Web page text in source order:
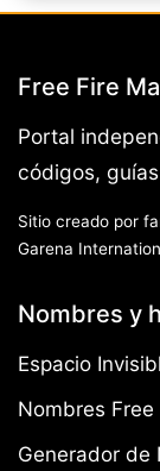
Free Fire
Portal
códigos,
Sitio creado por
Garena
Nombres y
Espacio
Nombres Free
Generador de